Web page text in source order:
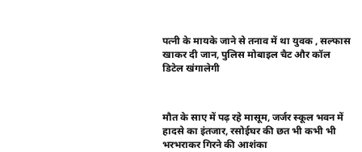
पत्नी के मायके जाने से तनाव में था युवक , सल्फास
खाकर दी जान, पुलिस मोबाइल चैट और कॉल
डिटेल खंगालेगी
मौत के साए में पढ़ रहे मासूम, जर्जर स्कूल भवन में
हादसे का इंतजार, रसोईघर की छत भी कभी भी
भरभराकर गिरने की आशंका